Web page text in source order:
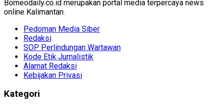
Borneodaily.co.id merupakan portal media terpercaya news
online Kalimantan.
Pedoman Media Siber
Redaksi
SOP Perlindungan Wartawan
Kode Etik Jurnalistik
Alamat Redaksi
Kebijakan Privasi
Kategori